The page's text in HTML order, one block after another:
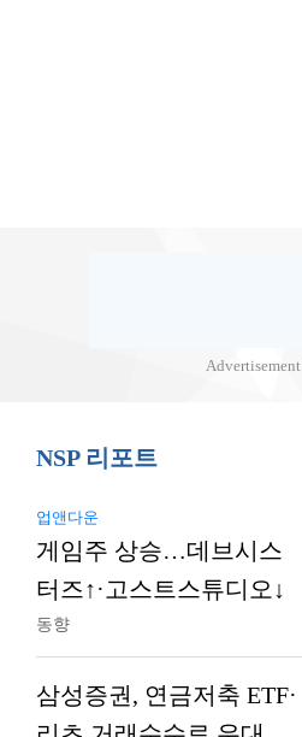
Advertisement
NSP 리포트
업앤다운
게임주 상승…데브시스
터즈↑·고스트스튜디오↓
동향
삼성증권, 연금저축 ETF·